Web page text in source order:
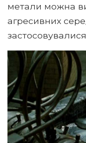
метали можна
агресивних